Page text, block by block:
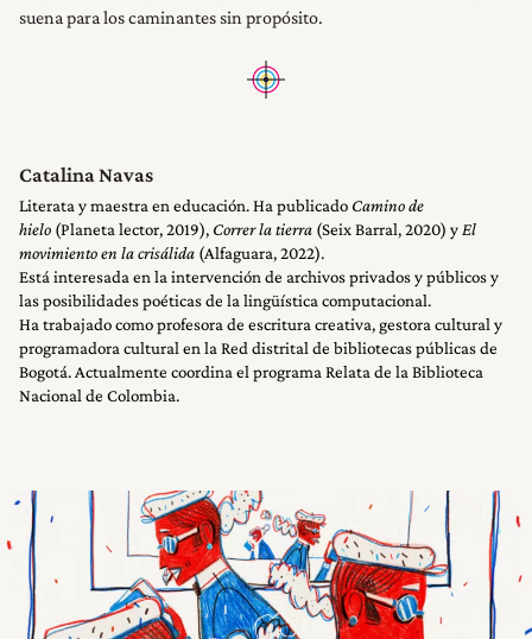
suena para los caminantes sin propósito.
Catalina Navas
Literata y maestra en educación. Ha publicado Camino de
hielo (Planeta lector, 2019), Correr la tierra (Seix Barral, 2020) y El
movimiento en la crisálida (Alfaguara, 2022).
Está interesada en la intervención de archivos privados y públicos y
las posibilidades poéticas de la lingüística computacional.
Ha trabajado como profesora de escritura creativa, gestora cultural y
programadora cultural en la Red distrital de bibliotecas públicas de
Bogotá. Actualmente coordina el programa Relata de la Biblioteca
Nacional de Colombia.